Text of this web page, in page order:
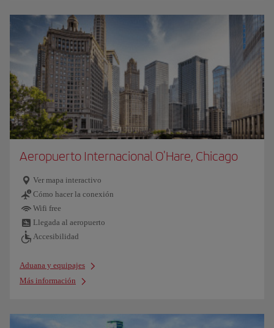
Aeropuerto Internacional O'Hare, Chicago
Ver mapa interactivo
Cómo hacer la conexión
Wifi free
Llegada al aeropuerto
Accesibilidad
Aduana y equipajes
Más información